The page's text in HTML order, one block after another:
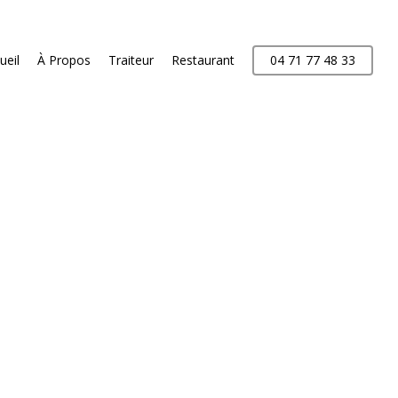
À Propos Traiteur Restaurant 04 71 77 48 33